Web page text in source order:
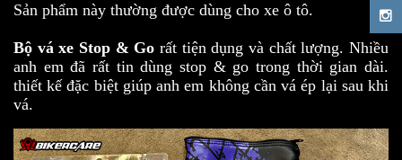
Sản phẩm này thường được dùng cho xe ô tô.
Bộ vá xe Stop & Go rất tiện dụng và chất lượng. Nhiều
anh em đã rất tin dùng stop & go trong thời gian dài.
thiết kế đặc biệt giúp anh em không cần vá ép lại sau khi
vá.